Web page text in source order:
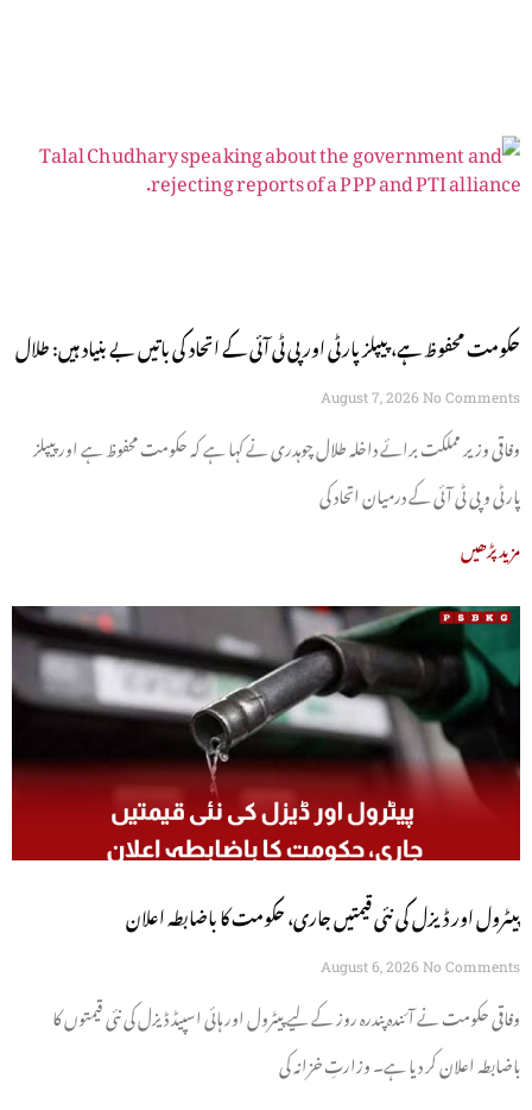
حکومت محفوظ ہے، پیپلز پارٹی اور پی ٹی آئی کے اتحاد کی باتیں بے بنیاد ہیں: طلال
چوہدری
August 7, 2026 No Comments
وفاقی وزیر مملکت برائے داخلہ طلال چوہدری نے کہا ہے کہ حکومت محفوظ ہے اور پیپلز
پارٹی و پی ٹی آئی کے درمیان اتحاد کی
مزید پڑھیں
پیٹرول اور ڈیزل کی نئی قیمتیں جاری، حکومت کا باضابطہ اعلان
August 6, 2026 No Comments
وفاقی حکومت نے آئندہ پندرہ روز کے لیے پیٹرول اور ہائی اسپیڈ ڈیزل کی نئی قیمتوں کا
باضابطہ اعلان کر دیا ہے۔ وزارتِ خزانہ کی